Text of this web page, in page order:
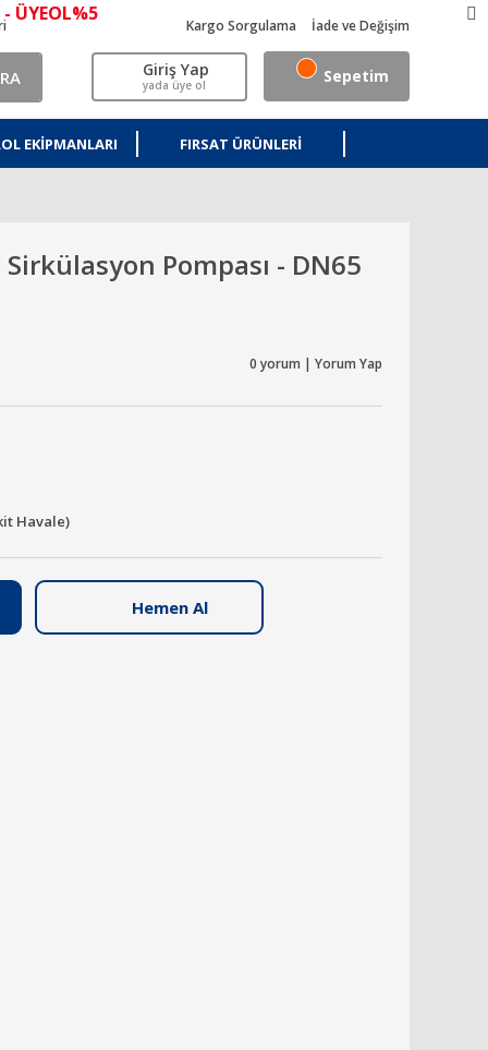
Kargo Sorgulama İade ve Değişim
Giriş Yap
yada üye ol Sepetim
EKIPMANLARI FIRSAT ÜRÜNLERI
Pompası - DN65
0 yorum | Yorum Yap
Havale)
Hemen Al
ÜYEOL%5